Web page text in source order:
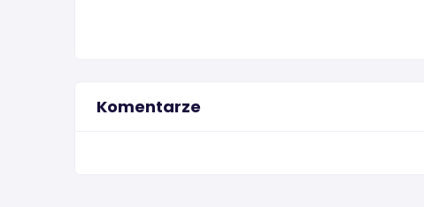
Komentarze